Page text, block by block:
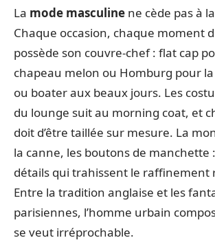
La mode masculine ne cède pas à
Chaque occasion, chaque moment
possède son couvre-chef : flat cap
chapeau melon ou Homburg pour
ou boater aux beaux jours. Les
du lounge suit au morning coat, et
doit d’être taillée sur mesure. La
la canne, les boutons de manchette
détails qui trahissent le raffinement
Entre la tradition anglaise et les
parisiennes, l’homme urbain
se veut irréprochable.